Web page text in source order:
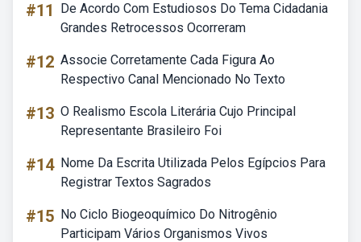
#11
De Acordo Com Estudiosos Do Tema Cidadania
Grandes Retrocessos Ocorreram
#12 Associe Corretamente Cada Figura Ao
Respectivo Canal Mencionado No Texto
#13 O Realismo Escola Literária Cujo Principal
Representante Brasileiro Foi
#14 Nome Da Escrita Utilizada Pelos Egípcios Para
Registrar Textos Sagrados
#15 No Ciclo Biogeoquímico Do Nitrogênio
Participam Vários Organismos Vivos